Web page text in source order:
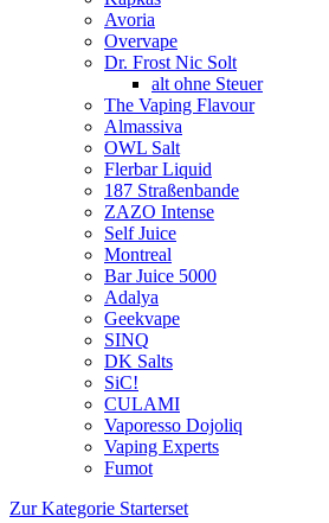
Avoria
Overvape
Dr. Frost Nic Solt
alt ohne Steuer
The Vaping Flavour
Almassiva
OWL Salt
Flerbar Liquid
187 Straßenbande
ZAZO Intense
Self Juice
Montreal
Bar Juice 5000
Adalya
Geekvape
SINQ
DK Salts
SiC!
CULAMI
Vaporesso Dojoliq
Vaping Experts
Fumot
Zur Kategorie Starterset